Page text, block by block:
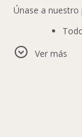
Únase a
Ver más